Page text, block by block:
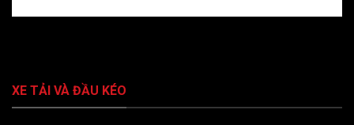
XE TẢI VÀ ĐẦU KÉO